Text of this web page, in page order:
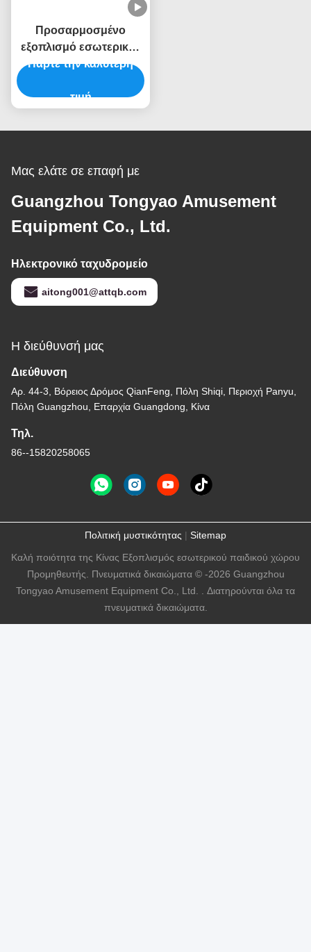
Προσαρμοσμένο
εξοπλισμό εσωτερικού
παιδικού χώρου
εσωτερικού παιδικού
Πάρτε την καλύτερη
τιμή
Μας ελάτε σε επαφή με
Guangzhou Tongyao Amusement
Equipment Co., Ltd.
Ηλεκτρονικό ταχυδρομείο
aitong001@attqb.com
Η διεύθυνσή μας
Διεύθυνση
Αρ. 44-3, Βόρειος Δρόμος QianFeng, Πόλη Shiqi, Περιοχή Panyu,
Πόλη Guangzhou, Επαρχία Guangdong, Κίνα
Τηλ.
86--15820258065
Πολιτική μυστικότητας | Sitemap
Καλή ποιότητα της Κίνας Εξοπλισμός εσωτερικού παιδικού χώρου
Προμηθευτής. Πνευματικά δικαιώματα © -2026 Guangzhou
Tongyao Amusement Equipment Co., Ltd. . Διατηρούνται όλα τα
πνευματικά δικαιώματα.